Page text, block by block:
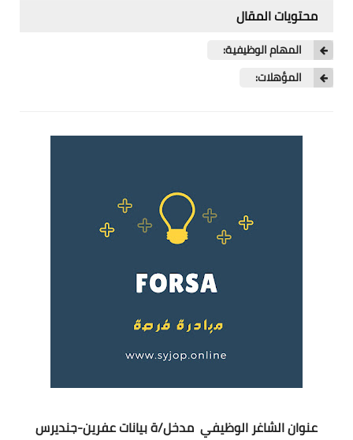
محتويات المقال
المهام الوظيفية:
المؤهلات:
عنوان الشاغر الوظيفي مدخل/ة بيانات عفرين-جنديرس